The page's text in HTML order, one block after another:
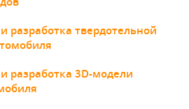
разработка твердотельной
разработка 3D-модели